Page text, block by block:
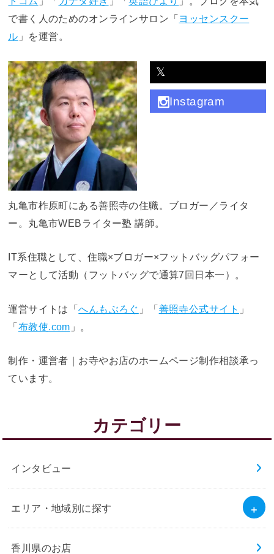
で書く人のためのオンラインサロン「ヨッセンスクー
ル 」を運営。
𝕏
Instagram
丸亀市柞原町にある善照寺の住職。ブロガー／ライタ
ー。丸亀市WEBライター塾 講師。
IT系住職として、住職×ブロガー×フットバッグパフォー
マーとして活動（フットバッグで通算7回日本一）。
運営サイトは「へんもぶろぐ 」「善照寺公式サイト 」
「布教使.com 」。
制作・運営者｜お寺やお店のホームページ制作相談承っ
ています。
カテゴリー
インタビュー
エリア・地域別に探す
香川県のお店